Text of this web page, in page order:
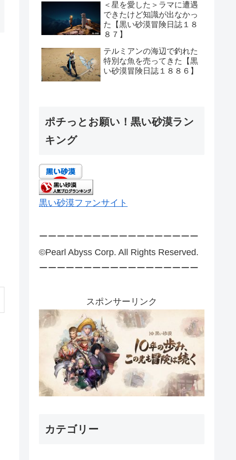
＜星を愛した＞ラマに遭遇
できたけど知識が出なかっ
た【黒い砂漠冒険日誌１８
８７】
テルミアンの海辺で釣れた
特別な魚を売ってきた【黒
い砂漠冒険日誌１８８６】
ポチっとお願い！黒い砂漠ラン
キング
黒い砂漠ファンサイト
ーーーーーーーーーーーーーーーーーー
©Pearl Abyss Corp. All Rights Reserved.
ーーーーーーーーーーーーーーーーーー
スポンサーリンク
カテゴリー